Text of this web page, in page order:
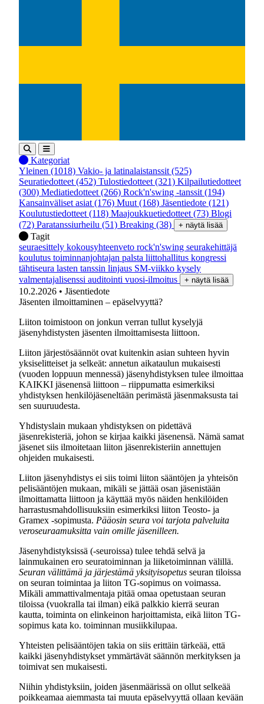
Kategoriat
Yleinen (1018) Vakio- ja latinalaistanssit (525)
Seuratiedotteet (452) Tulostiedotteet (321) Kilpailutiedotteet
(300) Mediatiedotteet (266) Rock'n'swing -tanssit (194)
Kansainväliset asiat (176) Muut (168) Jäsentiedote (121)
Koulutustiedotteet (118) Maajoukkuetiedotteet (73) Blogi
(72) Paratanssiurheilu (51) Breaking (38) + näytä lisää
Tagit
seuraesittely kokousyhteenveto rock'n'swing seurakehittäjä
koulutus toiminnanjohtajan palsta liittohallitus kongressi
tähtiseura lasten tanssin linjaus SM-viikko kysely
valmentajalisenssi auditointi vuosi-ilmoitus + näytä lisää
10.2.2026 • Jäsentiedote
Jäsenten ilmoittaminen – epäselvyyttä?
Liiton toimistoon on jonkun verran tullut kyselyjä
jäsenyhdistysten jäsenten ilmoittamisesta liittoon.
Liiton järjestösäännöt ovat kuitenkin asian suhteen hyvin
yksiselitteiset ja selkeät: annetun aikataulun mukaisesti
(vuoden loppuun mennessä) jäsenyhdistyksen tulee ilmoittaa
KAIKKI jäsenensä liittoon – riippumatta esimerkiksi
yhdistyksen henkilöjäseneltään perimästä jäsenmaksusta tai
sen suuruudesta.
Yhdistyslain mukaan yhdistyksen on pidettävä
jäsenrekisteriä, johon se kirjaa kaikki jäsenensä. Nämä samat
jäsenet siis ilmoitetaan liiton jäsenrekisteriin annettujen
ohjeiden mukaisesti.
Liiton jäsenyhdistys ei siis toimi liiton sääntöjen ja yhteisön
pelisääntöjen mukaan, mikäli se jättää osan jäsenistään
ilmoittamatta liittoon ja käyttää myös näiden henkilöiden
harrastusmahdollisuuksiin esimerkiksi liiton Teosto- ja
Gramex -sopimusta. Pääosin seura voi tarjota palveluita
veroseuraamuksitta vain omille jäsenilleen.
Jäsenyhdistyksissä (-seuroissa) tulee tehdä selvä ja
lainmukainen ero seuratoiminnan ja liiketoiminnan välillä.
Seuran välittämä ja järjestämä yksityisopetus seuran tiloissa
on seuran toimintaa ja liiton TG-sopimus on voimassa.
Mikäli ammattivalmentaja pitää omaa opetustaan seuran
tiloissa (vuokralla tai ilman) eikä palkkio kierrä seuran
kautta, toiminta on elinkeinon harjoittamista, eikä liiton TG-
sopimus kata ko. toiminnan musiikkilupaa.
Yhteisten pelisääntöjen takia on siis erittäin tärkeää, että
kaikki jäsenyhdistykset ymmärtävät säännön merkityksen ja
toimivat sen mukaisesti.
Niihin yhdistyksiin, joiden jäsenmäärissä on ollut selkeää
poikkeamaa aiemmasta tai muuta epäselvyyttä ollaan kevään